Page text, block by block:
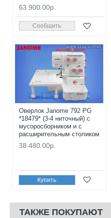
63 900.00р.
Сообщить
Оверлок Janome 792 PG
*18479* (3-4 ниточный) с
мусоросборником и с
расширительным столиком
38 480.00р.
Купить
ТАКЖЕ ПОКУПАЮТ